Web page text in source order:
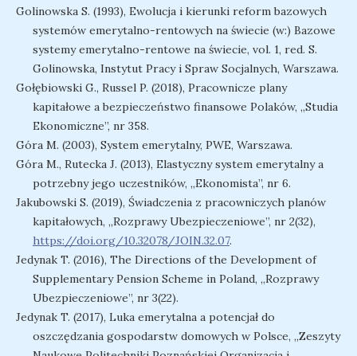
Golinowska S. (1993), Ewolucja i kierunki reform bazowych
systemów emerytalno-rentowych na świecie (w:) Bazowe
systemy emerytalno-rentowe na świecie, vol. 1, red. S.
Golinowska, Instytut Pracy i Spraw Socjalnych, Warszawa.
Gołębiowski G., Russel P. (2018), Pracownicze plany
kapitałowe a bezpieczeństwo finansowe Polaków, ,,Studia
Ekonomiczne”, nr 358.
Góra M. (2003), System emerytalny, PWE, Warszawa.
Góra M., Rutecka J. (2013), Elastyczny system emerytalny a
potrzebny jego uczestników, ,,Ekonomista”, nr 6.
Jakubowski S. (2019), Świadczenia z pracowniczych planów
kapitałowych, ,,Rozprawy Ubezpieczeniowe”, nr 2(32),
https://doi.org/10.32078/JOIN.32.07.
Jedynak T. (2016), The Directions of the Development of
Supplementary Pension Scheme in Poland, ,,Rozprawy
Ubezpieczeniowe”, nr 3(22).
Jedynak T. (2017), Luka emerytalna a potencjał do
oszczędzania gospodarstw domowych w Polsce, ,,Zeszyty